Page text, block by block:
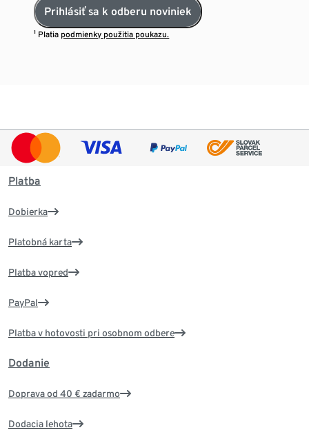
Prihlásiť sa k odberu noviniek
¹ Platia podmienky použitia poukazu.
Platba
Dobierka
Platobná karta
Platba vopred
PayPal
Platba v hotovosti pri osobnom odbere
Dodanie
Doprava od 40 € zadarmo
Dodacia lehota